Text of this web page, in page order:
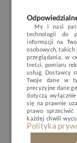
Jego
docenią przede
skłonną do
Sprawdzi się
powodu AZS
Autor wpisu:
Justyna
My i nasi
technologii do
informacji na
osobowych,
przeglądania, w
treści, pomiaru
usług. Dostawcy
Twoje dane w
precyzyjne dane
dotyczą
się na prawnie
prawo
każdej chwili
Polityka